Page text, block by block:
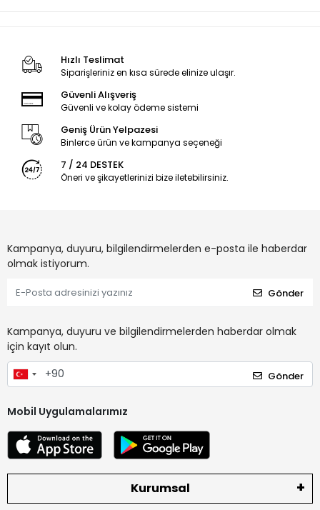
Hızlı Teslimat
Siparişleriniz en kısa sürede elinize ulaşır.
Güvenli Alışveriş
Güvenli ve kolay ödeme sistemi
Geniş Ürün Yelpazesi
Binlerce ürün ve kampanya seçeneği
7 / 24 DESTEK
Öneri ve şikayetlerinizi bize iletebilirsiniz.
Kampanya, duyuru, bilgilendirmelerden e-posta ile haberdar
olmak istiyorum.
Gönder
Kampanya, duyuru ve bilgilendirmelerden haberdar olmak
için kayıt olun.
Gönder
Mobil Uygulamalarımız
Kurumsal